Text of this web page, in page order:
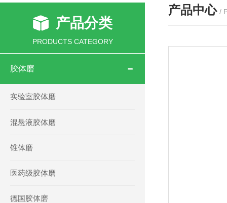
产品分类
PRODUCTS CATEGORY
胶体磨
实验室胶体磨
混悬液胶体磨
锥体磨
医药级胶体磨
德国胶体磨
产品中心 /